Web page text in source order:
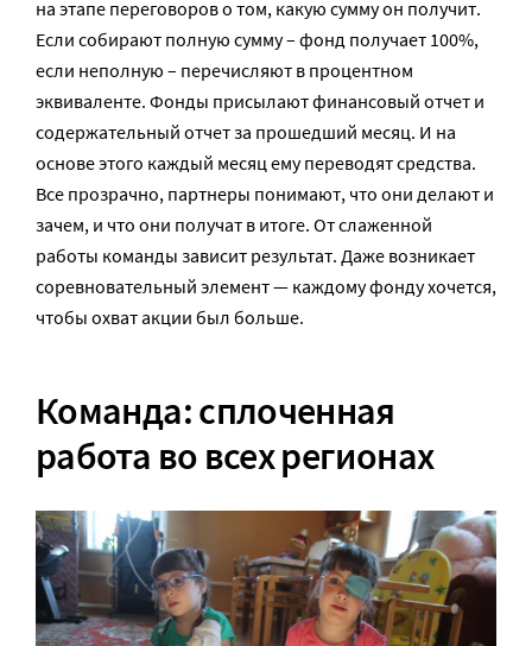
на этапе переговоров о том, какую сумму он получит.
Если собирают полную сумму – фонд получает 100%,
если неполную – перечисляют в процентном
эквиваленте. Фонды присылают финансовый отчет и
содержательный отчет за прошедший месяц. И на
основе этого каждый месяц ему переводят средства.
Все прозрачно, партнеры понимают, что они делают и
зачем, и что они получат в итоге. От слаженной
работы команды зависит результат. Даже возникает
соревновательный элемент — каждому фонду хочется,
чтобы охват акции был больше.
Команда: сплоченная
работа во всех регионах